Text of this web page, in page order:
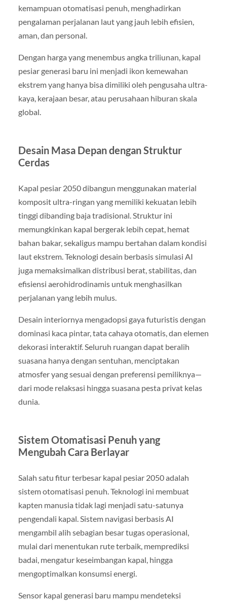
kemampuan otomatisasi penuh, menghadirkan
pengalaman perjalanan laut yang jauh lebih efisien,
aman, dan personal.
Dengan harga yang menembus angka triliunan, kapal
pesiar generasi baru ini menjadi ikon kemewahan
ekstrem yang hanya bisa dimiliki oleh pengusaha ultra-
kaya, kerajaan besar, atau perusahaan hiburan skala
global.
Desain Masa Depan dengan Struktur
Cerdas
Kapal pesiar 2050 dibangun menggunakan material
komposit ultra-ringan yang memiliki kekuatan lebih
tinggi dibanding baja tradisional. Struktur ini
memungkinkan kapal bergerak lebih cepat, hemat
bahan bakar, sekaligus mampu bertahan dalam kondisi
laut ekstrem. Teknologi desain berbasis simulasi AI
juga memaksimalkan distribusi berat, stabilitas, dan
efisiensi aerohidrodinamis untuk menghasilkan
perjalanan yang lebih mulus.
Desain interiornya mengadopsi gaya futuristis dengan
dominasi kaca pintar, tata cahaya otomatis, dan elemen
dekorasi interaktif. Seluruh ruangan dapat beralih
suasana hanya dengan sentuhan, menciptakan
atmosfer yang sesuai dengan preferensi pemiliknya—
dari mode relaksasi hingga suasana pesta privat kelas
dunia.
Sistem Otomatisasi Penuh yang
Mengubah Cara Berlayar
Salah satu fitur terbesar kapal pesiar 2050 adalah
sistem otomatisasi penuh. Teknologi ini membuat
kapten manusia tidak lagi menjadi satu-satunya
pengendali kapal. Sistem navigasi berbasis AI
mengambil alih sebagian besar tugas operasional,
mulai dari menentukan rute terbaik, memprediksi
badai, mengatur keseimbangan kapal, hingga
mengoptimalkan konsumsi energi.
Sensor kapal generasi baru mampu mendeteksi